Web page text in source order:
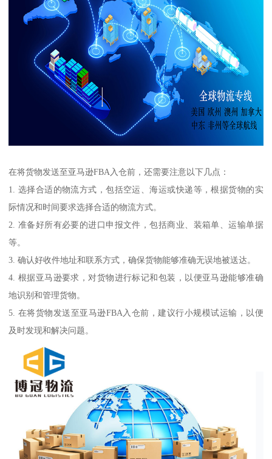
在将货物发送至亚马逊FBA入仓前，还需要注意以下几点：
1. 选择合适的物流方式，包括空运、海运或快递等，根据货物的实
际情况和时间要求选择合适的物流方式。
2. 准备好所有必要的进口申报文件，包括商业、装箱单、运输单据
等。
3. 确认好收件地址和联系方式，确保货物能够准确无误地被送达。
4. 根据亚马逊要求，对货物进行标记和包装，以便亚马逊能够准确
地识别和管理货物。
5. 在将货物发送至亚马逊FBA入仓前，建议行小规模试运输，以便
及时发现和解决问题。